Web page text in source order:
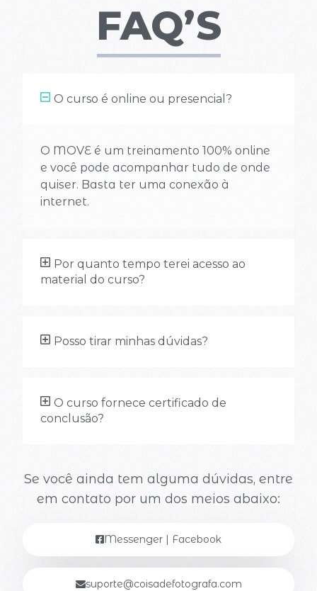
FAQ’S
O curso é online ou presencial?
O MOVE é um treinamento 100% online
e você pode acompanhar tudo de onde
quiser. Basta ter uma conexão à
internet.
Por quanto tempo terei acesso ao
material do curso?
Posso tirar minhas dúvidas?
O curso fornece certificado de
conclusão?
Se você ainda tem alguma dúvidas, entre
em contato por um dos meios abaixo:
Messenger | Facebook
suporte@coisadefotografa.com